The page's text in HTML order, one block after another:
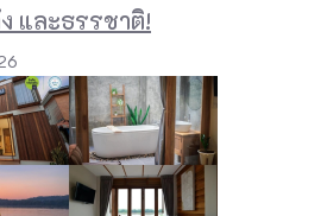
และธรรชาติ!